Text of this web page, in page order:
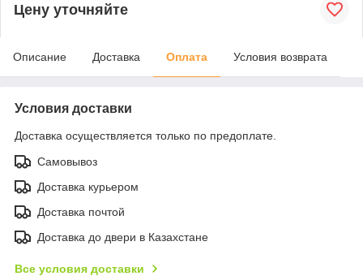
Цену уточняйте
Описание Доставка Оплата Условия возврата
Условия доставки
Доставка осуществляется только по предоплате.
Самовывоз
Доставка курьером
Доставка почтой
Доставка до двери в Казахстане
Все условия доставки